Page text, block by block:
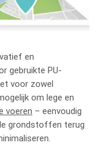
en
gebruikte PU-
voor zowel
om lege en
voeren – eenvoudig
grondstoffen terug